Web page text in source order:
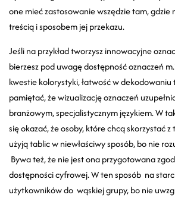
one mieć zastosowanie wszędzie tam, gdzie
treścią i sposobem jej przekazu.
Jeśli na przykład tworzysz innowacyjne
bierzesz pod uwagę dostępność oznaczeń
kwestie kolorystyki, łatwość w
pamiętać, że wizualizację oznaczeń
branżowym, specjalistycznym językiem. W
się okazać, że osoby, które chcą skorzystać
użyją tablic w niewłaściwy sposób, bo nie
Bywa też, że nie jest ona przygotowana
dostępności cyfrowej. W ten sposób na
użytkowników do wąskiej grupy, bo nie